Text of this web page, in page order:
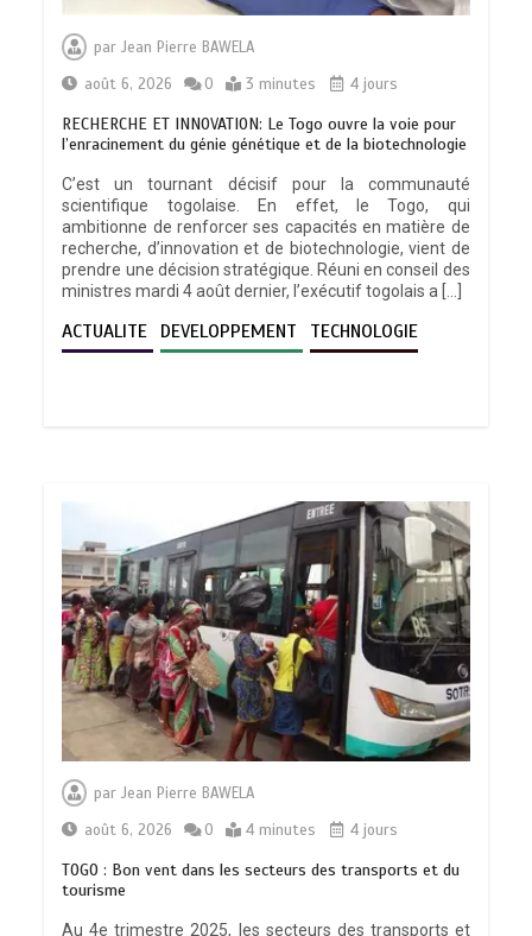
parJean Pierre BAWELA
août 6, 2026
0 3 minutes 4 jours
RECHERCHE ET INNOVATION: Le Togo ouvre la voie pour
l’enracinement du génie génétique et de la biotechnologie
C’est un tournant décisif pour la communauté
scientifique togolaise. En effet, le Togo, qui
ambitionne de renforcer ses capacités en matière de
recherche, d’innovation et de biotechnologie, vient de
prendre une décision stratégique. Réuni en conseil des
ministres mardi 4 août dernier, l’exécutif togolais a […]
ACTUALITE DEVELOPPEMENT TECHNOLOGIE
parJean Pierre BAWELA
août 6, 2026
0 4 minutes 4 jours
TOGO : Bon vent dans les secteurs des transports et du
tourisme
Au 4e trimestre 2025, les secteurs des transports et